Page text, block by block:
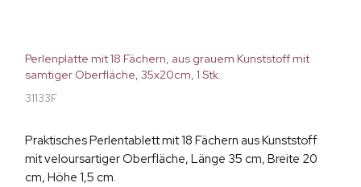
Perlenplatte mit 18 Fächern, aus grauem Kunststoff mit
samtiger Oberfläche, 35x20cm, 1 Stk.
31133F
Praktisches Perlentablett mit 18 Fächern aus Kunststoff
mit veloursartiger Oberfläche, Länge 35 cm, Breite 20
cm, Höhe 1,5 cm.